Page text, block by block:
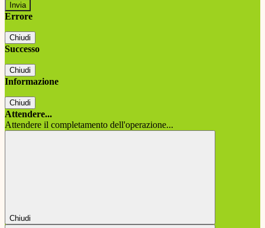
Errore
Chiudi
Successo
Chiudi
Informazione
Chiudi
Attendere...
Attendere il completamento dell'operazione...
Chiudi